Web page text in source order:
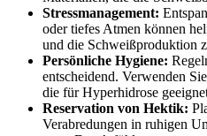
Stressmanagement:
oder tiefes Atmen können
und ​die Schweißproduktion
Persönliche Hygiene:
entscheidend.⁢ Verwenden
die für Hyperhidrose
Reservation ​von Hektik:
Verabredungen in ruhigen